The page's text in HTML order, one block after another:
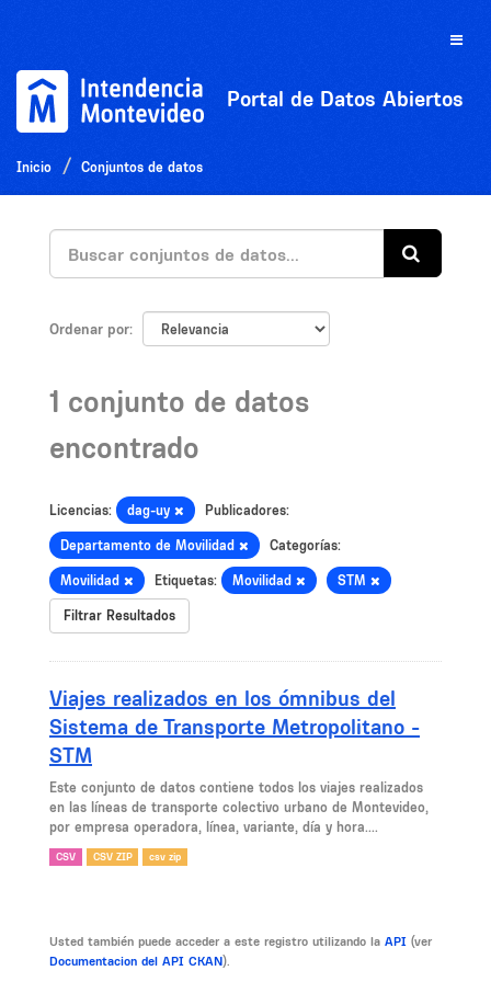
Toggle
Portal de Datos Abiertos
Inicio Conjuntos de datos
Ordenar por
1 conjunto de datos
encontrado
Licencias: dag-uy Publicadores:
Departamento de Movilidad Categorías:
Movilidad Etiquetas: Movilidad STM
Filtrar Resultados
Viajes realizados en los ómnibus del
Sistema de Transporte Metropolitano -
STM
Este conjunto de datos contiene todos los viajes realizados
en las líneas de transporte colectivo urbano de Montevideo,
por empresa operadora, línea, variante, día y hora....
CSV CSV ZIP csv zip
Usted también puede acceder a este registro utilizando la API (ver
Documentacion del API CKAN).